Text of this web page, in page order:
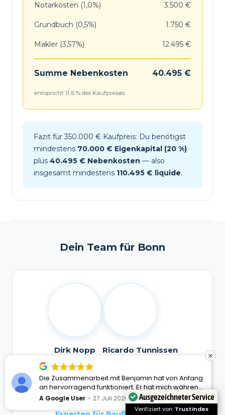
Notarkosten (1,0%) 3.500 €
Grundbuch (0,5%) 1.750 €
Makler (3,57%) 12.495 €
Summe Nebenkosten 40.495 €
entspricht 11,6 % des Kaufpreises
Fazit für 350.000 € Kaufpreis: Du benötigst
mindestens 70.000 € Eigenkapital (20 %)
plus 40.495 € Nebenkosten — also
insgesamt mindestens 110.495 € liquide.
Dein Team für Bonn
Dirk Nopp
Geschäftsführer
Ricardo Tunnissen
Das Baufi Deutschland Team für
Bonn und NRW
Die Zusammenarbeit mit Benjamin hat von Anfang
an hervorragend funktioniert. Er hat mich während
des gesamten Finanzierungsprozesses
kompetent, zuverlässig und persönlich begleitet.
A Google User 27 Juli 2026 Ausgezeichneter Service
Verifiziert von: Trustindex